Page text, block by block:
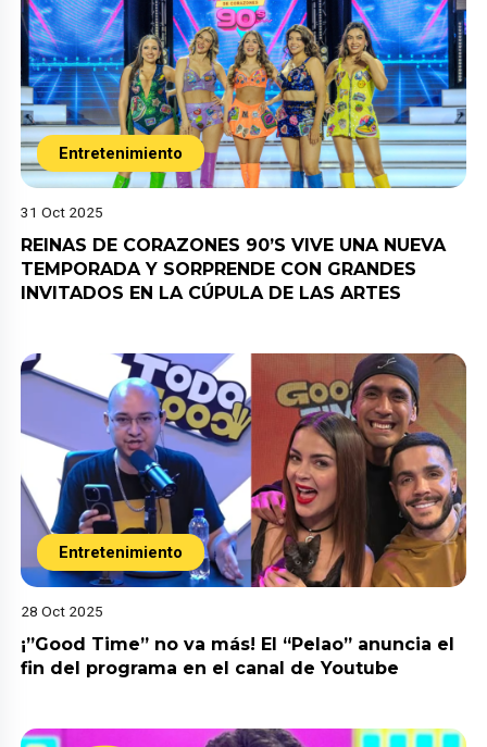
Entretenimiento
31 Oct 2025
REINAS DE CORAZONES 90’S VIVE UNA NUEVA
TEMPORADA Y SORPRENDE CON GRANDES
INVITADOS EN LA CÚPULA DE LAS ARTES
Entretenimiento
28 Oct 2025
¡”Good Time” no va más! El “Pelao” anuncia el
fin del programa en el canal de Youtube